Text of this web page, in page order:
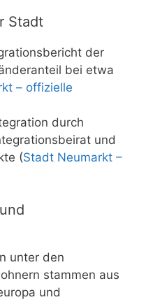
Stadt
der
bei etwa
– offizielle
durch
und
(Stadt Neumarkt –
unter den
stammen aus
und